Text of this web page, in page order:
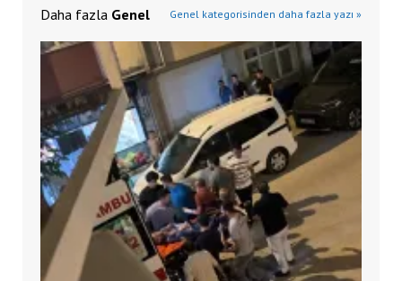
Daha fazla Genel Genel kategorisinden daha fazla yazı »